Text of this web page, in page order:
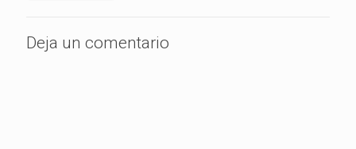
Deja un comentario